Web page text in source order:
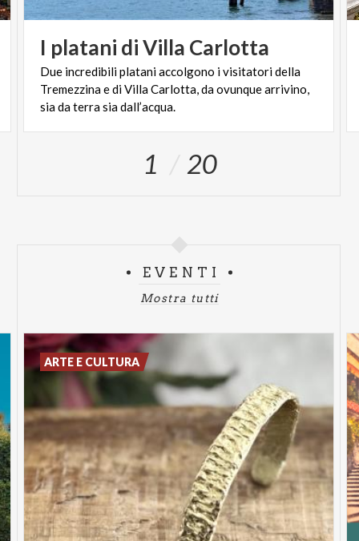
I platani diVilla Carlotta
Due incredibili platani accolgono i visitatori della
Tremezzina e di Villa Carlotta, da ovunque arrivino,
sia da terra sia dall’acqua.
1 20
EVENTI
Mostra tutti
ARTE E CULTURA